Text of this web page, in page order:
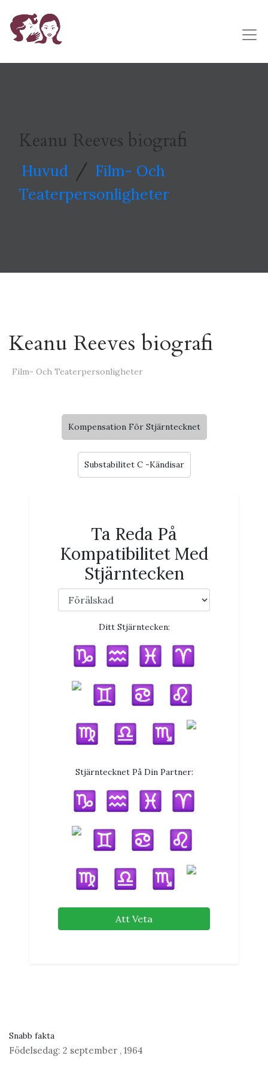
Keanu Reeves biografi
Huvud / Film- Och
Teaterpersonligheter
Keanu Reeves biografi
Film- Och Teaterpersonligheter
Kompensation För Stjärntecknet
Substabilitet C -Kändisar
Ta Reda På
Kompatibilitet Med
Stjärntecken
Ditt Stjärntecken:
Stjärntecknet På Din Partner:
Att Veta
Snabb fakta
Födelsedag: 2 september , 1964